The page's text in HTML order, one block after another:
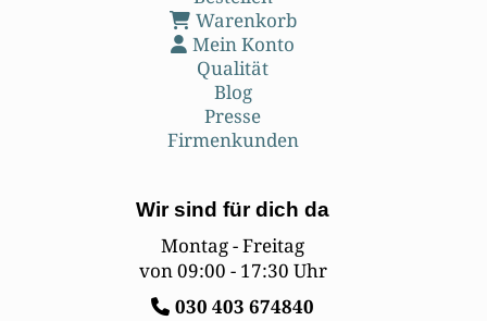
Warenkorb
Mein Konto
Qualität
Blog
Presse
Firmenkunden
Wir sind für dich da
Montag - Freitag
von 09:00 - 17:30 Uhr
030 403 674840